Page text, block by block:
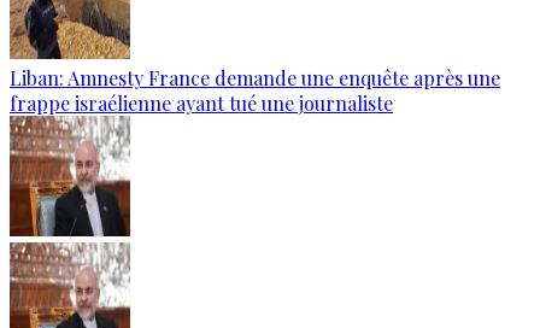
Liban: Amnesty France demande une enquête après une
frappe israélienne ayant tué une journaliste